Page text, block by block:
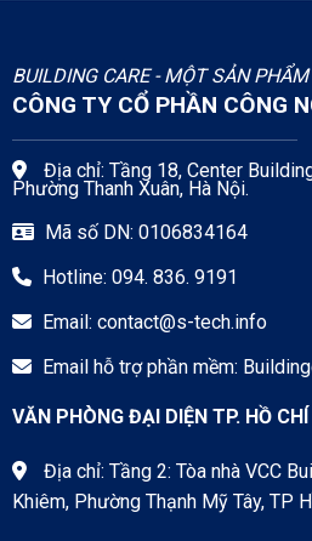
BUILDING CARE - MỘT SẢN PHẨM
CÔNG TY CỔ PHẦN CÔNG
Địa chỉ: Tầng 18, Center
Phường Thanh Xuân, Hà Nội.
Mã số DN: 0106834164
Hotline: 094. 836. 9191
Email: contact@s-tech.info
Email hỗ trợ phần mềm:
VĂN PHÒNG ĐẠI DIỆN TP. HỒ
Địa chỉ: Tầng 2: Tòa nhà VCC
Khiêm, Phường Thạnh Mỹ Tây, TP